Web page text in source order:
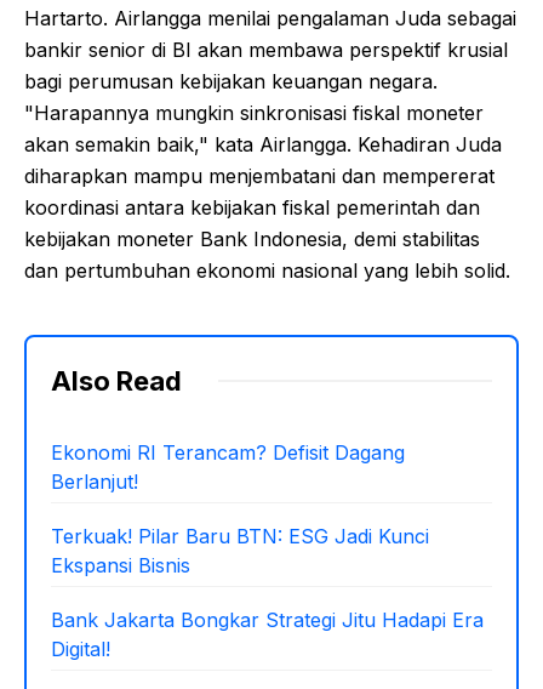
Hartarto. Airlangga menilai pengalaman Juda sebagai
bankir senior di BI akan membawa perspektif krusial
bagi perumusan kebijakan keuangan negara.
"Harapannya mungkin sinkronisasi fiskal moneter
akan semakin baik," kata Airlangga. Kehadiran Juda
diharapkan mampu menjembatani dan mempererat
koordinasi antara kebijakan fiskal pemerintah dan
kebijakan moneter Bank Indonesia, demi stabilitas
dan pertumbuhan ekonomi nasional yang lebih solid.
Also Read
Ekonomi RI Terancam? Defisit Dagang
Berlanjut!
Terkuak! Pilar Baru BTN: ESG Jadi Kunci
Ekspansi Bisnis
Bank Jakarta Bongkar Strategi Jitu Hadapi Era
Digital!